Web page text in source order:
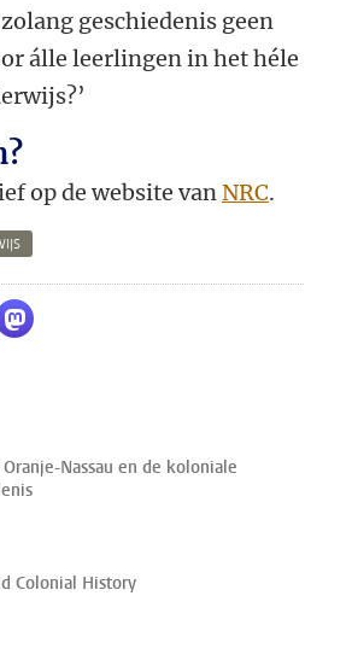
geschiedenis geen
álle leerlingen in het héle
op de website vanNRC.
LinkedIn
via WhatsApp
Delen via Mastodon
Nassau en de koloniale
Colonial History